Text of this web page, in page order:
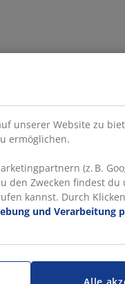
unserer Website zu
ermöglichen.
(z. B.
den Zwecken findest du
kannst. Durch
und Verarbeitung